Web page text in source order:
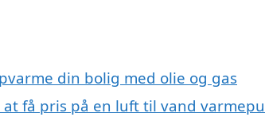
din bolig med olie og gas
få pris på en luft til vand